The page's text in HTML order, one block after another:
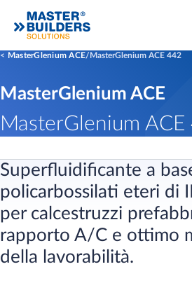
MasterGlenium ACE MasterGlenium ACE 442
MasterGlenium ACE
MasterGlenium ACE
Superfluidificante a
policarbossilati eteri di
per calcestruzzi
rapporto A/C e ottimo
della lavorabilità.